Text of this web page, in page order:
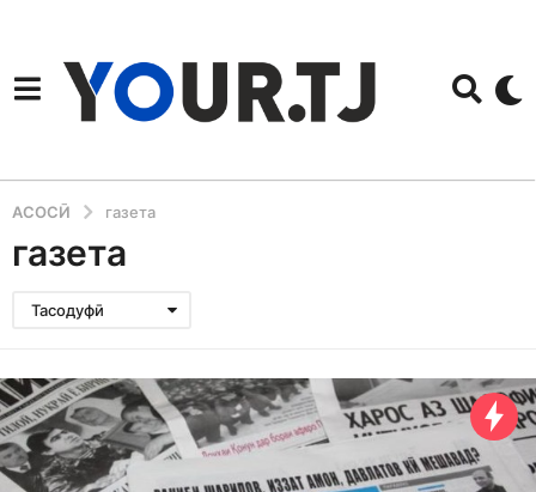
АСОСӢ газета
газета
Тасодуфӣ